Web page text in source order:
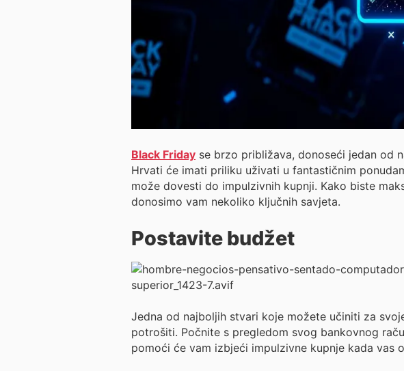
Black Friday se brzo približava, donoseći jedan od
Hrvati će imati priliku uživati u fantastičnim
može dovesti do impulzivnih kupnji. Kako biste
donosimo vam nekoliko ključnih savjeta.
Postavite budžet
Jedna od najboljih stvari koje možete učiniti za
potrošiti. Počnite s pregledom svog bankovnog
pomoći će vam izbjeći impulzivne kupnje kada vas